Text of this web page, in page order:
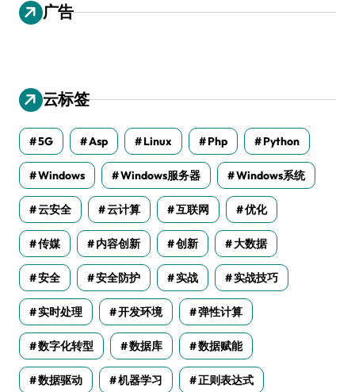
广告
云标签
5G Asp Linux Php Python
Windows Windows服务器 Windows系统
云安全 云计算 互联网 优化
传媒 内容创新 创新 大数据
安全 安全防护 实战 实战技巧
实时处理 开发环境 弹性计算
数字化转型 数据库 数据赋能
数据驱动 机器学习 正则表达式